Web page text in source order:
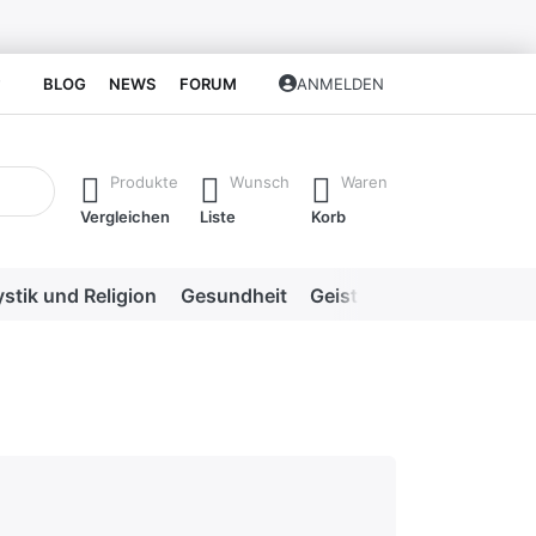
BLOG NEWS FORUM ANMELDEN
erste Ergebnisse. Drücken Sie die Eingabetaste, um alle
Produkte
Vergleichen
Wunsch
Liste
Waren
Korb
und Religion Gesundheit Geistige Heilweisen